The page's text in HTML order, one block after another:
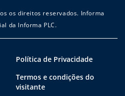
os direitos reservados. Informa
da Informa PLC.
Política de Privacidade
Termos e condições do
visitante